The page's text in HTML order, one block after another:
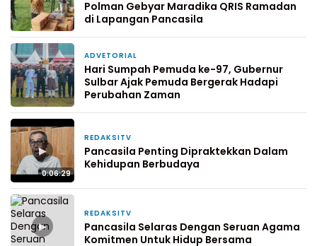
Polman Gebyar Maradika QRIS Ramadan
di Lapangan Pancasila
ADVETORIAL
Hari Sumpah Pemuda ke-97, Gubernur
Sulbar Ajak Pemuda Bergerak Hadapi
Perubahan Zaman
▶
0:06:29
REDAKSITV
Pancasila Penting Dipraktekkan Dalam
Kehidupan Berbudaya
▶
REDAKSITV
Pancasila Selaras Dengan Seruan Agama
Komitmen Untuk Hidup Bersama